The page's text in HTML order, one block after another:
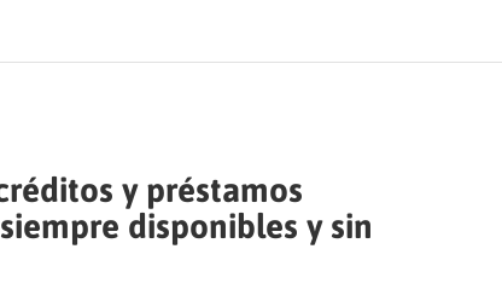
y préstamos
disponibles y sin